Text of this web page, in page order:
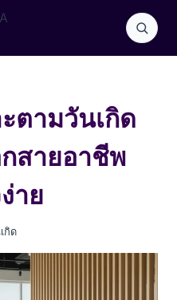
ตามวันเกิด
กสายอาชีพ
าย
กิด